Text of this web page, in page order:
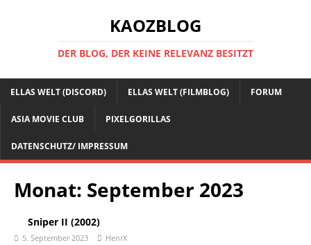
KAOZBLOG
DER BLOG, DER KEINE RELEVANZ BESITZT
ELLAS WELT (DISCORD) ELLAS WELT (FILMBLOG) FORUM
ASIA MOVIE CLUB PIXELGORILLAS
DATENSCHUTZ/ IMPRESSUM
Monat: September 2023
Sniper II (2002)
5. September 2023 HenrX